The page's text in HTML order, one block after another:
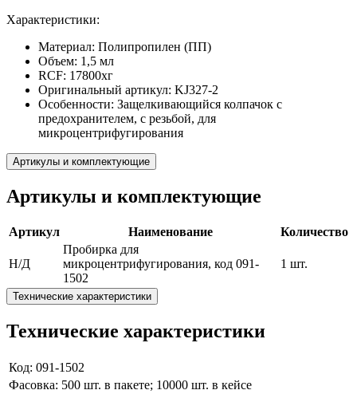
Характеристики:
Материал: Полипропилен (ПП)
Объем: 1,5 мл
RCF: 17800xг
Оригинальный артикул: KJ327-2
Особенности: Защелкивающийся колпачок с
предохранителем, с резьбой, для
микроцентрифугирования
Артикулы и комплектующие
Артикулы и комплектующие
Артикул Наименование Количество
Н/Д
Пробирка для
микроцентрифугирования, код 091-
1502
1 шт.
Технические характеристики
Технические характеристики
Код: 091-1502
Фасовка: 500 шт. в пакете; 10000 шт. в кейсе